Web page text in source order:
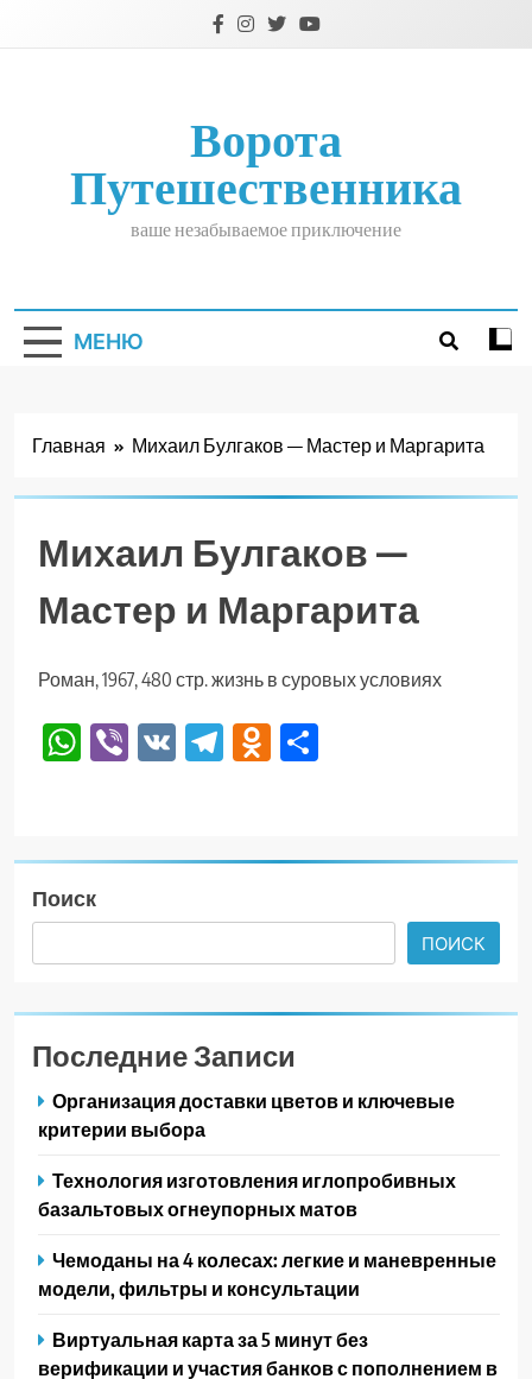
Ворота
Путешественника
ваше незабываемое приключение
МЕНЮ
Главная Михаил Булгаков — Мастер и Маргарита
Михаил Булгаков —
Мастер и Маргарита
Роман, 1967, 480 стр. жизнь в суровых условиях
WhatsApp
Viber
VK TelegramOdnoklassniki
Поиск
ПОИСК
Последние Записи
Организация доставки цветов и ключевые
критерии выбора
Технология изготовления иглопробивных
базальтовых огнеупорных матов
Чемоданы на 4 колесах: легкие и маневренные
модели, фильтры и консультации
Виртуальная карта за 5 минут без
верификации и участия банков с пополнением в